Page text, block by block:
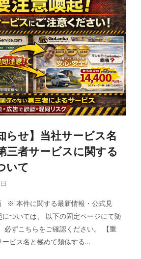
らせ】当社サービス名
三者サービスに関する
いて
※ 本件に関する最新情報・公式見
ついては、 以下の固定ページにて随
必ずこちらをご確認ください。 【重
ビス名と極めて類似する…